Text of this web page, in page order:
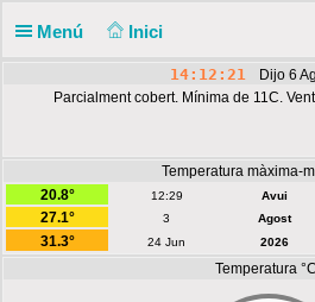
Menú Inici
14:12:21
Dijo 6
Parcialment cobert. Mínima de 11C.
Temperatura màxima-
20.8°
12:29 Avui
27.1°
3 Agost
31.3°
24 Jun 2026
Temperatura °C